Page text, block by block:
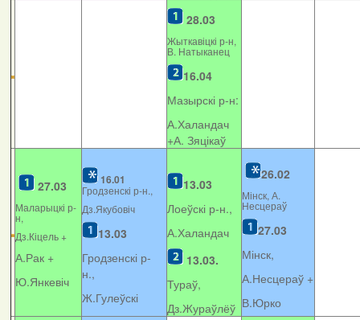
28.03
Жыткавіцкі р-н,
В. Натыканец
16.04
Мазырскі р-н:
А.Халандач
+А. Зяцікаў
27.03
Маларыцкі р-
н,
Дз.Кіцель +
А.Рак +
Ю.Янкевіч
16.01
Гродзенскі р-н.,
Дз.Якубовіч
13.03
Гродзенскі р-
н.,
Ж.Гулеўскі
13.03
Лоеўскі р-н.,
А.Халандач
13.03.
Тураў,
Дз.Жураўлёў
26.02
Мінск, А.
Несцераў
27.03
Мінск,
А.Несцераў +
В.Юрко